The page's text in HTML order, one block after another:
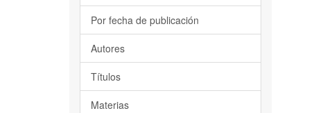
Por fecha de publicación
Autores
Títulos
Materias